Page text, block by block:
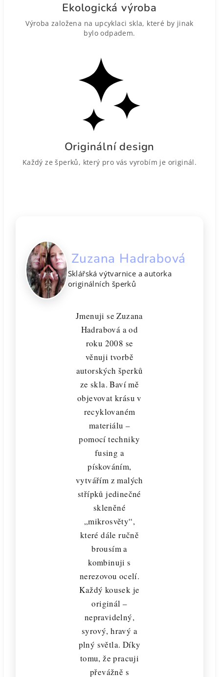
Ekologická výroba
Výroba založena na upcyklaci skla, které by jinak
bylo odpadem.
Originální design
Každý ze šperků, který pro vás vyrobím je originál.
Zuzana Hadrabová
Sklářská výtvarnice a autorka
originálních šperků
Jmenuji se Zuzana
Hadrabová a od
roku 2008 se
věnuji tvorbě
autorských šperků
ze skla. Baví mě
objevovat krásu v
recyklovaném
materiálu –
pomocí techniky
fusing a
pískováním,
vytvářím z malých
střípků jedinečné
skleněné
„mikrosvěty“,
které dále ručně
brousím a
kombinuji s
nerezovou ocelí.
Každý kousek je
originál –
nepravidelný,
syrový, hravý a
plný světla. Díky
tomu, že pracuji
převážně s